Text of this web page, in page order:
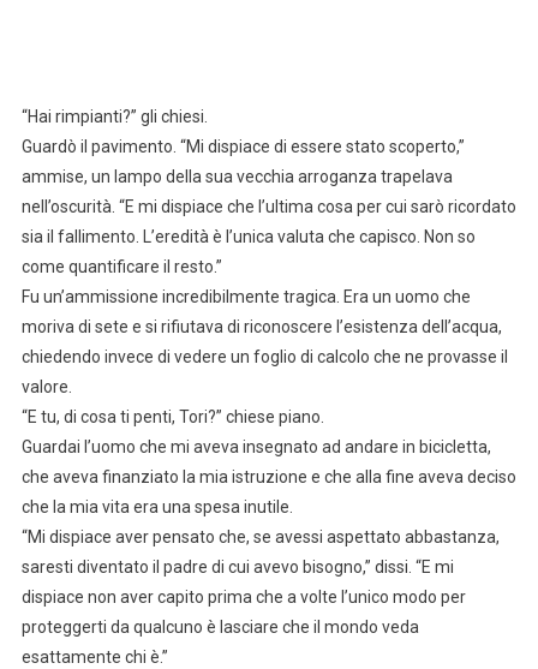
“Hai rimpianti?” gli chiesi.
Guardò il pavimento. “Mi dispiace di essere stato scoperto,”
ammise, un lampo della sua vecchia arroganza trapelava
nell’oscurità. “E mi dispiace che l’ultima cosa per cui sarò ricordato
sia il fallimento. L’eredità è l’unica valuta che capisco. Non so
come quantificare il resto.”
Fu un’ammissione incredibilmente tragica. Era un uomo che
moriva di sete e si rifiutava di riconoscere l’esistenza dell’acqua,
chiedendo invece di vedere un foglio di calcolo che ne provasse il
valore.
“E tu, di cosa ti penti, Tori?” chiese piano.
Guardai l’uomo che mi aveva insegnato ad andare in bicicletta,
che aveva finanziato la mia istruzione e che alla fine aveva deciso
che la mia vita era una spesa inutile.
“Mi dispiace aver pensato che, se avessi aspettato abbastanza,
saresti diventato il padre di cui avevo bisogno,” dissi. “E mi
dispiace non aver capito prima che a volte l’unico modo per
proteggerti da qualcuno è lasciare che il mondo veda
esattamente chi è.”